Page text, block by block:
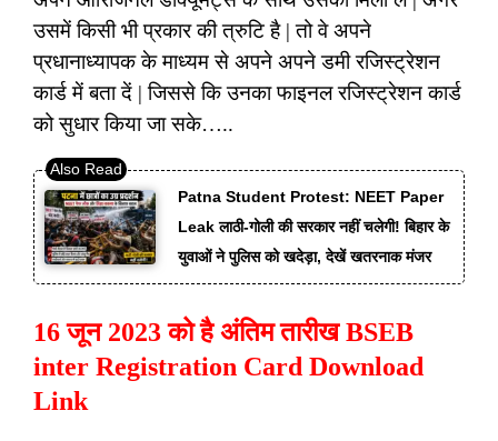
उसमें किसी भी प्रकार की त्रुटि है | तो वे अपने
प्रधानाध्यापक के माध्यम से अपने अपने डमी रजिस्ट्रेशन
कार्ड में बता दें | जिससे कि उनका फाइनल रजिस्ट्रेशन कार्ड
को सुधार किया जा सके…..
Patna Student Protest: NEET Paper
Leak लाठी-गोली की सरकार नहीं चलेगी! बिहार के
युवाओं ने पुलिस को खदेड़ा, देखें खतरनाक मंजर
16 जून 2023 को है अंतिम तारीख BSEB
inter Registration Card Download
Link